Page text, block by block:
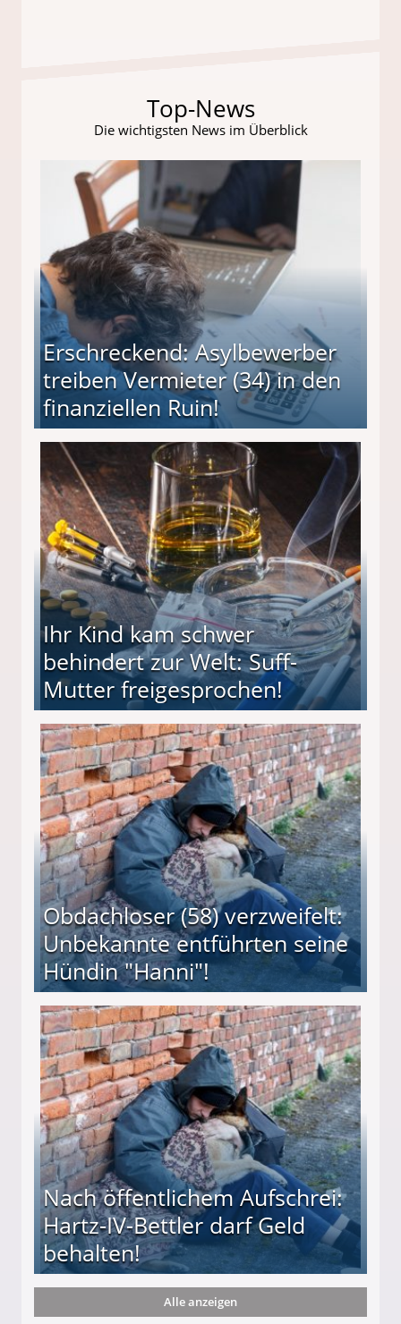
Top-News
Die wichtigsten News im Überblick
Erschreckend: Asylbewerber
treiben Vermieter (34) in den
finanziellen Ruin!
(34) in den finanziellen Ruin!
Ihr Kind kam schwer
behindert zur Welt: Suff-
Mutter freigesprochen!
Mutter freigesprochen!
Obdachloser (58) verzweifelt:
Unbekannte entführten seine
Hündin "Hanni"!
entführten seine Hündin "Hanni"!
Nach öffentlichem Aufschrei:
Hartz-IV-Bettler darf Geld
behalten!
darf Geld behalten!
Alle anzeigen